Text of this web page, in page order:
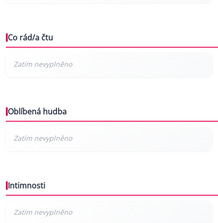
Co rád/a čtu
Oblíbená hudba
Intimnosti